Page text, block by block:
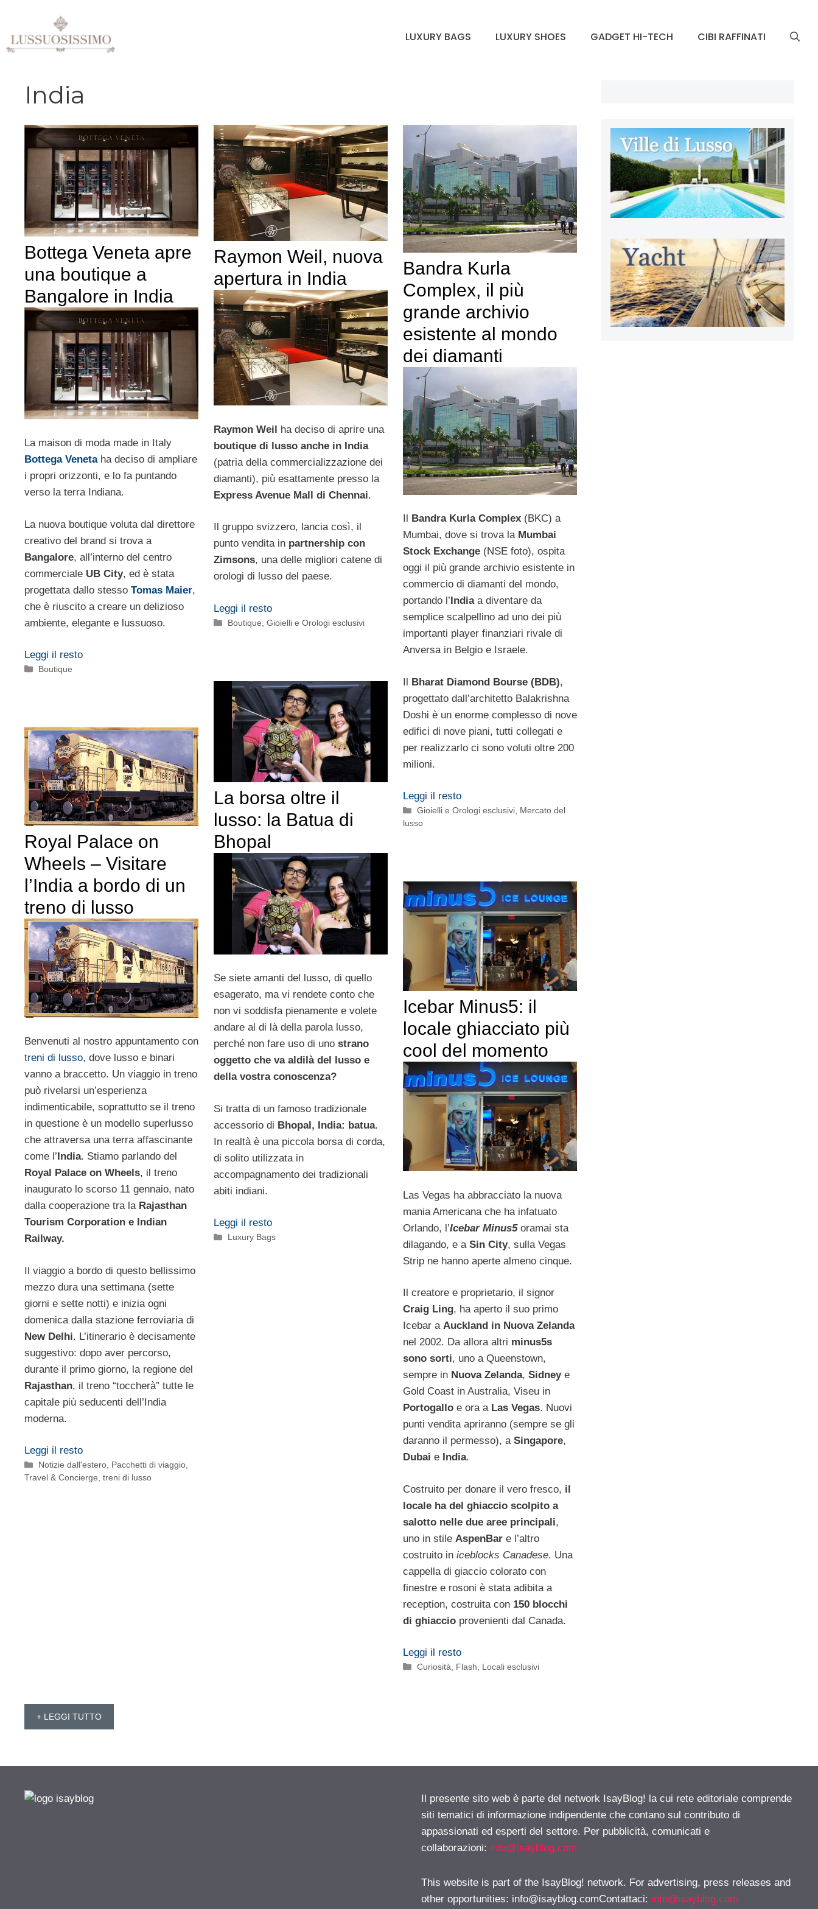
contenuto
LUXURY BAGS LUXURY SHOES GADGET HI-TECH CIBI RAFFINATI
India
Bottega Veneta apre
una boutique a
Bangalore in India
La maison di moda made in Italy
Bottega Venetaha deciso di ampliare
i propri orizzonti, e lo fa puntando
verso la terra Indiana.
La nuova boutique voluta dal direttore
creativo del brand si trova a
Bangalore, all’interno del centro
commerciale UB City, ed è stata
progettata dallo stesso Tomas Maier,
che è riuscito a creare un delizioso
ambiente, elegante e lussuoso.
Leggi il resto
Categorie
Boutique
Raymon Weil, nuova
apertura in India
Raymon Weil ha deciso di aprire una
boutique di lusso anche in India
(patria della commercializzazione dei
diamanti), più esattamente presso la
Express Avenue Mall di Chennai.
Il gruppo svizzero, lancia così, il
punto vendita in partnership con
Zimsons, una delle migliori catene di
orologi di lusso del paese.
Leggi il resto
Categorie
Boutique ,Gioielli e Orologi esclusivi
Bandra Kurla
Complex, il più
grande archivio
esistente al mondo
dei diamanti
Bandra Kurla Complex(BKC) a
Mumbai, dove si trova la Mumbai
Stock Exchange(NSE foto), ospita
oggi il più grande archivio esistente in
commercio di diamanti del mondo,
portando l’ Indiaa diventare da
semplice scalpellino ad uno dei più
importanti player finanziari rivale di
Anversa in Belgio e Israele.
Il Bharat Diamond Bourse (BDB),
progettato dall’architetto Balakrishna
Doshi è un enorme complesso di nove
edifici di nove piani, tutti collegati e
per realizzarlo ci sono voluti oltre 200
milioni.
Leggi il resto
Categorie
Gioielli e Orologi esclusivi, Mercato del
lusso
La borsa oltre il
lusso: la Batua di
Bhopal
Se siete amanti del lusso, di quello
esagerato, ma vi rendete conto che
non vi soddisfa pienamente e volete
andare al di là della parola lusso,
perché non fare uso di uno strano
oggetto che va aldilà del lusso e
della vostra conoscenza?
Si tratta di un famoso tradizionale
accessorio di Bhopal, India: batua.
In realtà è una piccola borsa di corda,
di solito utilizzata in
accompagnamento dei tradizionali
abiti indiani.
Leggi il resto
Categorie
Luxury Bags
Royal Palace on
Wheels – Visitare
l’India a bordo di un
treno di lusso
Benvenuti al nostro appuntamento con
treni di lusso, dove lusso e binari
vanno a braccetto. Un viaggio in treno
può rivelarsi un’esperienza
indimenticabile, soprattutto se il treno
in questione è un modello superlusso
che attraversa una terra affascinante
come l’ India. Stiamo parlando del
Royal Palace on Wheels, il treno
inaugurato lo scorso 11 gennaio, nato
dalla cooperazione tra la Rajasthan
Tourism Corporation e Indian
Railway.
Il viaggio a bordo di questo bellissimo
mezzo dura una settimana (sette
giorni e sette notti) e inizia ogni
domenica dalla stazione ferroviaria di
New Delhi. L’itinerario è decisamente
suggestivo: dopo aver percorso,
durante il primo giorno, la regione del
Rajasthan, il treno “toccherà” tutte le
capitale più seducenti dell’India
moderna.
Leggi il resto
Categorie
Notizie dall'estero, Pacchetti di viaggio,
Travel & Concierge, treni di lusso
Icebar Minus5: il
locale ghiacciato più
cool del momento
Las Vegas ha abbracciato la nuova
mania Americana che ha infatuato
Orlando, l’Icebar Minus5oramai sta
dilagando, e a Sin City, sulla Vegas
Strip ne hanno aperte almeno cinque.
Il creatore e proprietario, il signor
Craig Ling, ha aperto il suo primo
Icebar a Auckland in Nuova Zelanda
nel 2002. Da allora altri minus5s
sono sorti, uno a Queenstown,
sempre in Nuova Zelanda, Sidneye
Gold Coast in Australia, Viseu in
Portogalloe ora a Las Vegas. Nuovi
punti vendita apriranno (sempre se gli
daranno il permesso), a Singapore,
Dubai e India.
Costruito per donare il vero fresco, il
locale ha del ghiaccio scolpito a
salotto nelle due aree principali,
uno in stile AspenBare l’altro
costruito in iceblocks Canadese. Una
cappella di giaccio colorato con
finestre e rosoni è stata adibita a
reception, costruita con 150 blocchi
di ghiaccioprovenienti dal Canada.
Leggi il resto
Categorie
Curiosità Flash Locali esclusivi
+ LEGGI TUTTO
Il presente sito web è parte del network IsayBlog! la cui rete editoriale comprende
siti tematici di informazione indipendente che contano sul contributo di
appassionati ed esperti del settore. Per pubblicità, comunicati e
collaborazioni: info@isayblog.com
This website is part of the IsayBlog! network. For advertising, press releases and
other opportunities: info@isayblog.comContattaci: info@isayblog.com